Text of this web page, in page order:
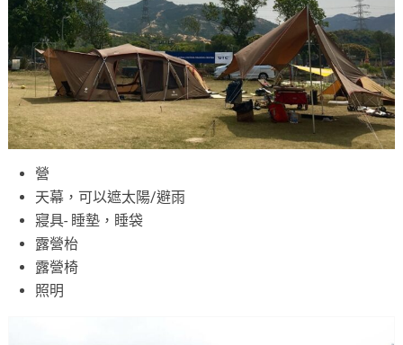
營
天幕，可以遮太陽/避雨
寢具- 睡墊，睡袋
露營枱
露營椅
照明